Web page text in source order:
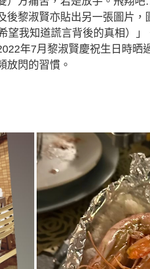
後黎淑賢亦貼出另一張圖片，
望我知道謊言背後的真相）
年7月黎淑賢慶祝生日時晒
放閃的習慣。